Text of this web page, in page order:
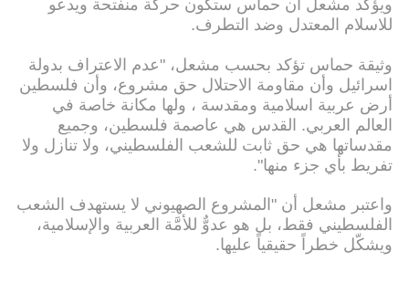
ويؤكد مشعل أن حماس ستكون حركة منفتحة ويدعو
للاسلام المعتدل وضد التطرف.
وثيقة حماس تؤكد بحسب مشعل، "عدم الاعتراف بدولة
اسرائيل وأن مقاومة الاحتلال حق مشروع، وأن فلسطين
أرض عربية اسلامية ومقدسة ، ولها مكانة خاصة في
العالم العربي. القدس هي عاصمة فلسطين، وجميع
مقدساتها هي حق ثابت للشعب الفلسطيني، ولا تنازل ولا
تفريط بأي جزء منها".
واعتبر مشعل أن "المشروع الصهيوني لا يستهدف الشعب
الفلسطيني فقط، بل هو عدوٌّ للأمَّة العربية والإسلامية،
ويشكّل خطراً حقيقياً عليها.